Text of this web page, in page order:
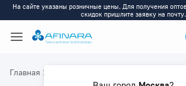
На сайте указаны розничные цены. Для получения
скидок пришлите заявку на почту.
Главная > ХПВХ: